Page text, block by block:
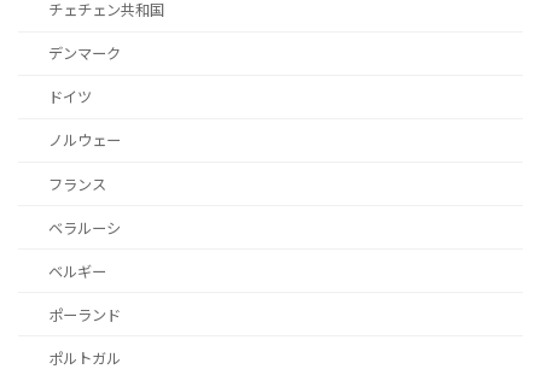
チェチェン共和国
デンマーク
ドイツ
ノルウェー
フランス
ベラルーシ
ベルギー
ポーランド
ポルトガル